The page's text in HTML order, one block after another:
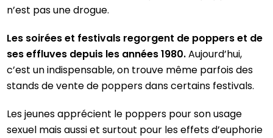
n’est pas une drogue.
Les soirées et festivals regorgent de poppers et de
ses effluves depuis les années 1980.Aujourd’hui,
c’est un indispensable, on trouve même parfois des
stands de vente de poppers dans certains festivals.
Les jeunes apprécient le poppers pour son usage
sexuel mais aussi et surtout pour les effets d’euphorie